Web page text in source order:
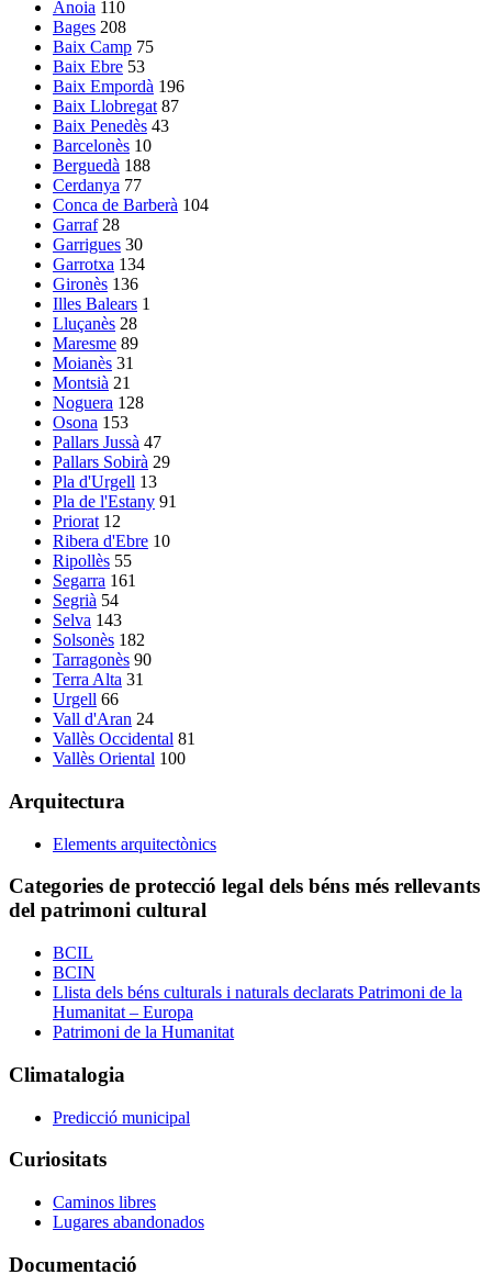
Anoia 110
Bages 208
Baix Camp 75
Baix Ebre 53
Baix Empordà 196
Baix Llobregat 87
Baix Penedès 43
Barcelonès 10
Berguedà 188
Cerdanya 77
Conca de Barberà 104
Garraf 28
Garrigues 30
Garrotxa 134
Gironès 136
Illes Balears 1
Lluçanès 28
Maresme 89
Moianès 31
Montsià 21
Noguera 128
Osona 153
Pallars Jussà 47
Pallars Sobirà 29
Pla d'Urgell 13
Pla de l'Estany 91
Priorat 12
Ribera d'Ebre 10
Ripollès 55
Segarra 161
Segrià 54
Selva 143
Solsonès 182
Tarragonès 90
Terra Alta 31
Urgell 66
Vall d'Aran 24
Vallès Occidental 81
Vallès Oriental 100
Arquitectura
Elements arquitectònics
Categories de protecció legal dels béns més rellevants
del patrimoni cultural
BCIL
BCIN
Llista dels béns culturals i naturals declarats Patrimoni de la
Humanitat – Europa
Patrimoni de la Humanitat
Climatalogia
Predicció municipal
Curiositats
Caminos libres
Lugares abandonados
Documentació